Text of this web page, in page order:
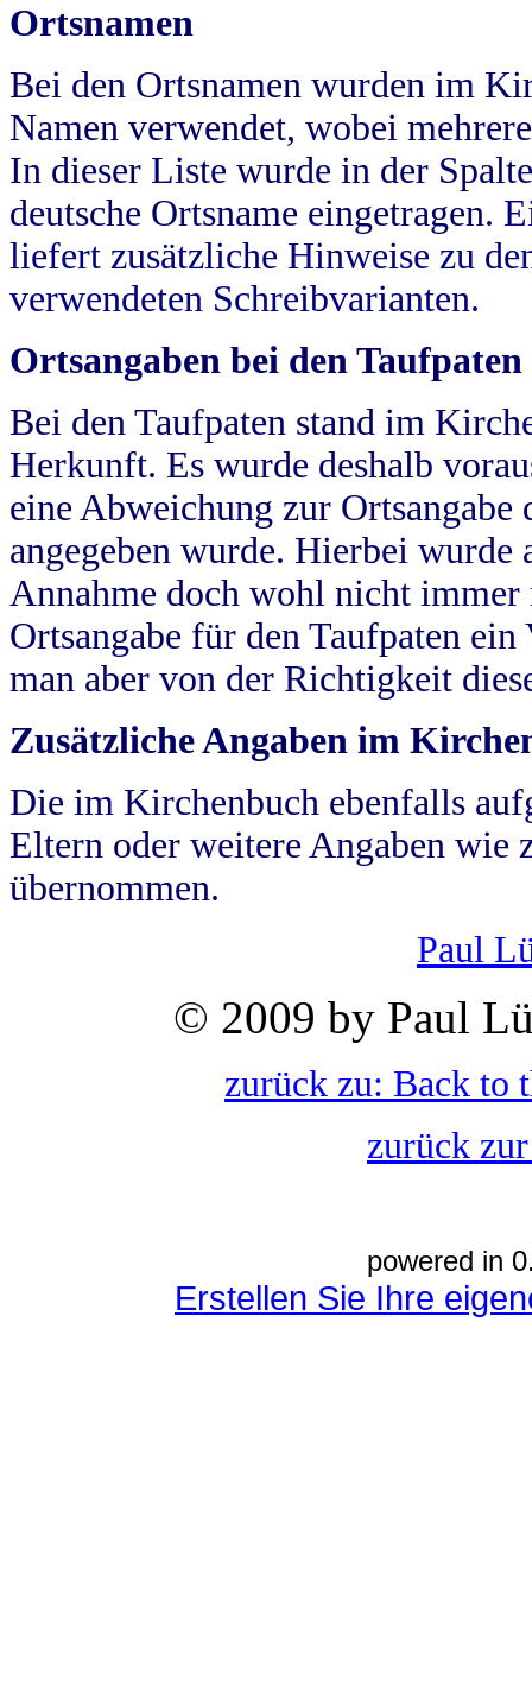
Ortsnamen
Bei den Ortsnamen wurden im
Namen verwendet, wobei
In dieser Liste wurde in der
deutsche Ortsname eingetragen.
liefert zusätzliche Hinweise zu
verwendeten Schreibvarianten.
Ortsangaben bei den Taufpaten
Bei den Taufpaten stand im
Herkunft. Es wurde deshalb
eine Abweichung zur
angegeben wurde. Hierbei wurde
Annahme doch wohl nicht
Ortsangabe für den Taufpaten
man aber von der Richtigkeit
Zusätzliche Angaben im
Die im Kirchenbuch ebenfalls
Eltern oder weitere Angaben wie
übernommen.
Paul
© 2009 by Paul
zurück zu: Back to
zurück
powered in
Erstellen Sie Ihre